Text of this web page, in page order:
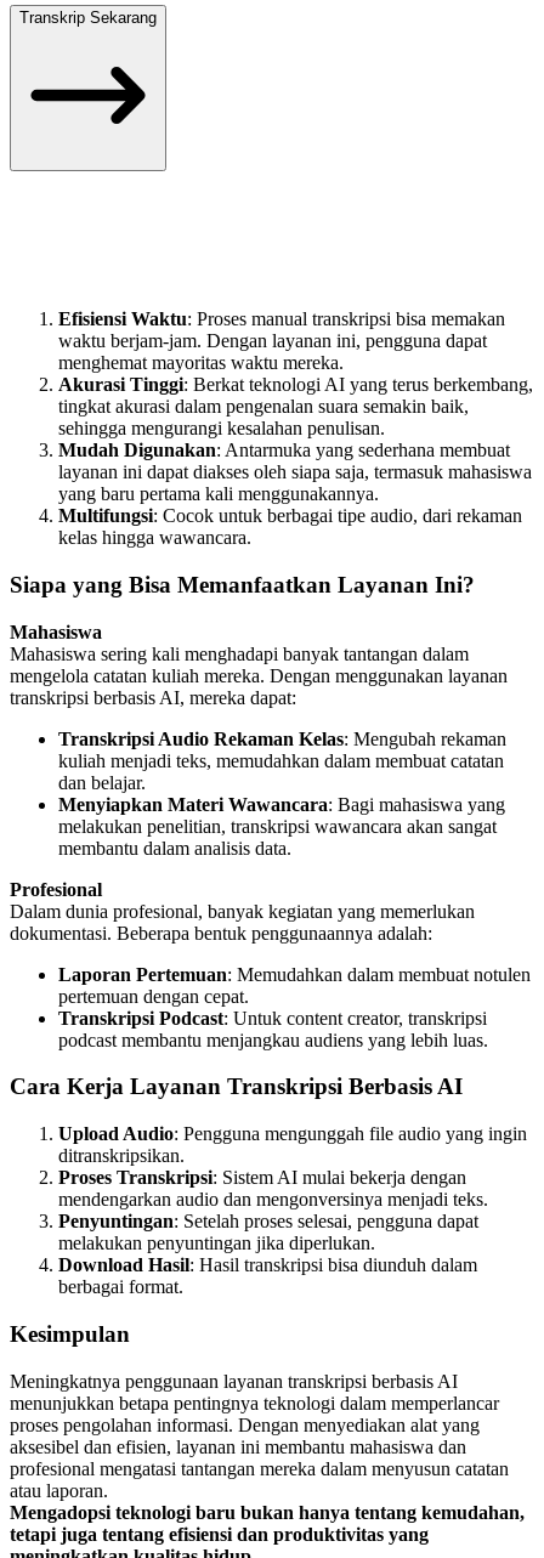
Transkrip Sekarang
Efisiensi Waktu: Proses manual transkripsi bisa memakan
waktu berjam-jam. Dengan layanan ini, pengguna dapat
menghemat mayoritas waktu mereka.
Akurasi Tinggi: Berkat teknologi AI yang terus berkembang,
tingkat akurasi dalam pengenalan suara semakin baik,
sehingga mengurangi kesalahan penulisan.
Mudah Digunakan: Antarmuka yang sederhana membuat
layanan ini dapat diakses oleh siapa saja, termasuk mahasiswa
yang baru pertama kali menggunakannya.
Multifungsi: Cocok untuk berbagai tipe audio, dari rekaman
kelas hingga wawancara.
Siapa yang Bisa Memanfaatkan Layanan Ini?
Mahasiswa
Mahasiswa sering kali menghadapi banyak tantangan dalam
mengelola catatan kuliah mereka. Dengan menggunakan layanan
transkripsi berbasis AI, mereka dapat:
Transkripsi Audio Rekaman Kelas: Mengubah rekaman
kuliah menjadi teks, memudahkan dalam membuat catatan
dan belajar.
Menyiapkan Materi Wawancara: Bagi mahasiswa yang
melakukan penelitian, transkripsi wawancara akan sangat
membantu dalam analisis data.
Profesional
Dalam dunia profesional, banyak kegiatan yang memerlukan
dokumentasi. Beberapa bentuk penggunaannya adalah:
Laporan Pertemuan: Memudahkan dalam membuat notulen
pertemuan dengan cepat.
Transkripsi Podcast: Untuk content creator, transkripsi
podcast membantu menjangkau audiens yang lebih luas.
Cara Kerja Layanan Transkripsi Berbasis AI
Upload Audio: Pengguna mengunggah file audio yang ingin
ditranskripsikan.
Proses Transkripsi: Sistem AI mulai bekerja dengan
mendengarkan audio dan mengonversinya menjadi teks.
Penyuntingan: Setelah proses selesai, pengguna dapat
melakukan penyuntingan jika diperlukan.
Download Hasil: Hasil transkripsi bisa diunduh dalam
berbagai format.
Kesimpulan
Meningkatnya penggunaan layanan transkripsi berbasis AI
menunjukkan betapa pentingnya teknologi dalam memperlancar
proses pengolahan informasi. Dengan menyediakan alat yang
aksesibel dan efisien, layanan ini membantu mahasiswa dan
profesional mengatasi tantangan mereka dalam menyusun catatan
atau laporan.
Mengadopsi teknologi baru bukan hanya tentang kemudahan,
tetapi juga tentang efisiensi dan produktivitas yang